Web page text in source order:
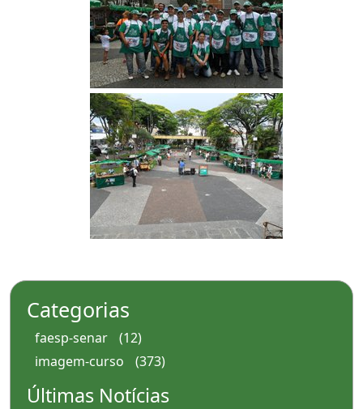
Categorias
faesp-senar
(12)
imagem-curso
(373)
Últimas Notícias